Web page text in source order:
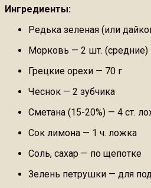
Ингредиенты:
Редька зеленая (или
Морковь — 2 шт. (средние)
Грецкие орехи — 70 г
Чеснок — 2 зубчика
Сметана (15-20%) — 4 ст.
Сок лимона — 1 ч. ложка
Соль, сахар — по щепотке
Зелень петрушки — для